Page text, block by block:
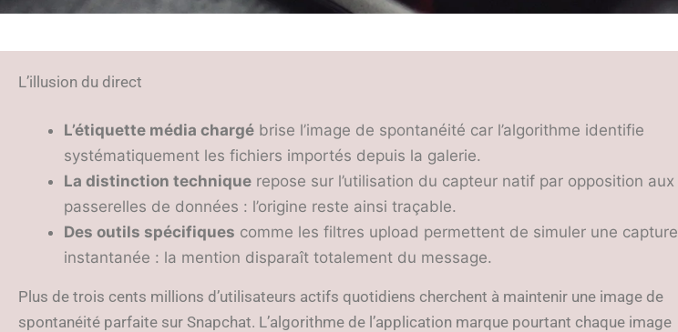
L’illusion du direct
L’étiquette média chargé brise l’image de spontanéité car l’algorithme identifie
systématiquement les fichiers importés depuis la galerie.
La distinction technique repose sur l’utilisation du capteur natif par opposition aux
passerelles de données : l’origine reste ainsi traçable.
Des outils spécifiques comme les filtres upload permettent de simuler une capture
instantanée : la mention disparaît totalement du message.
Plus de trois cents millions d’utilisateurs actifs quotidiens cherchent à maintenir une image de
spontanéité parfaite sur Snapchat. L’algorithme de l’application marque pourtant chaque image